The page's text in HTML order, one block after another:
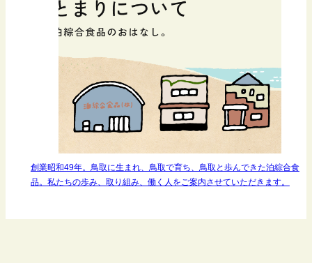
創業昭和49年。鳥取に生まれ、鳥取で育ち、鳥取と歩んできた泊綜合食
品。私たちの歩み、取り組み、働く人をご案内させていただきます。